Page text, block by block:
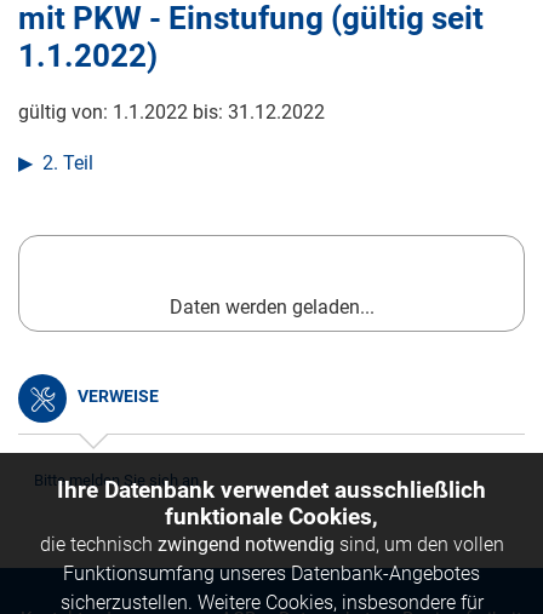
mit PKW - Einstufung (gültig seit
1.1.2022)
gültig von: 1.1.2022 bis: 31.12.2022
2. Teil
Daten werden geladen...
VERWEISE
Bitte melden Sie sich an.
Ihre Datenbank verwendet ausschließlich
funktionale Cookies,
die technisch zwingend notwendig sind, um den vollen
Funktionsumfang unseres Datenbank-Angebotes
sicherzustellen. Weitere Cookies, insbesondere für